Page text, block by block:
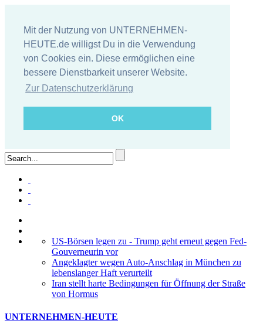
Mit der Nutzung von UNTERNEHMEN-
HEUTE.de willigst Du in die Verwendung
von Cookies ein. Diese ermöglichen eine
bessere Dienstbarkeit unserer Website.
Zur Datenschutzerklärung
OK
US-Börsen legen zu - Trump geht erneut gegen Fed-
Gouverneurin vor
Angeklagter wegen Auto-Anschlag in München zu
lebenslanger Haft verurteilt
Iran stellt harte Bedingungen für Öffnung der Straße
von Hormus
UNTERNEHMEN-HEUTE